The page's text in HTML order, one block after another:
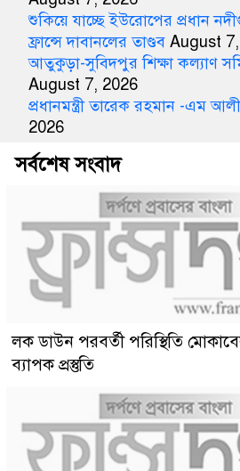
শুকিয়ে যাচ্ছে ইউরোপের প্রধান
ফ্রান্সে দাবানলের তাণ্ডব August
আতুকুড়া-সুবিদপুর শিক্ষা কল্যাণ
August 7, 2026
প্রধানমন্ত্রী তারেক রহমান -এম
2026
সর্বশেষ সংবাদ
লক ডাউন পরবর্তী পরিস্থিতি
ব্যাপক প্রস্তুতি